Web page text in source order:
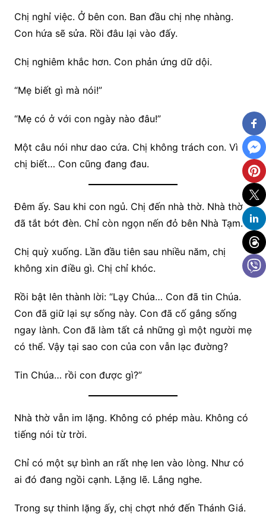
Chị nghỉ việc. Ở bên con. Ban đầu chị nhẹ nhàng.
Con hứa sẽ sửa. Rồi đâu lại vào đấy.
Chị nghiêm khắc hơn. Con phản ứng dữ dội.
“Mẹ biết gì mà nói!”
“Mẹ có ở với con ngày nào đâu!”
Một câu nói như dao cứa. Chị không trách con. Vì
chị biết… Con cũng đang đau.
Đêm ấy. Sau khi con ngủ. Chị đến nhà thờ. Nhà thờ
đã tắt bớt đèn. Chỉ còn ngọn nến đỏ bên Nhà Tạm.
Chị quỳ xuống. Lần đầu tiên sau nhiều năm, chị
không xin điều gì. Chị chỉ khóc.
Rồi bật lên thành lời: “Lạy Chúa… Con đã tin Chúa.
Con đã giữ lại sự sống này. Con đã cố gắng sống
ngay lành. Con đã làm tất cả những gì một người mẹ
có thể. Vậy tại sao con của con vẫn lạc đường?
Tin Chúa… rồi con được gì?”
Nhà thờ vẫn im lặng. Không có phép màu. Không có
tiếng nói từ trời.
Chỉ có một sự bình an rất nhẹ len vào lòng. Như có
ai đó đang ngồi cạnh. Lặng lẽ. Lắng nghe.
Trong sự thinh lặng ấy, chị chợt nhớ đến Thánh Giá.